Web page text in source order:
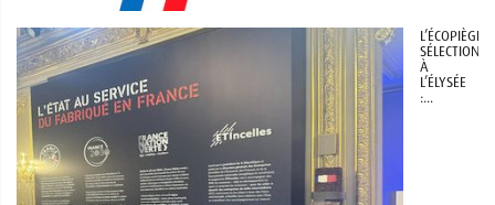
L’ÉCOPIÈGE®
SÉLECTIONNÉ
À
L’ÉLYSÉE
:...